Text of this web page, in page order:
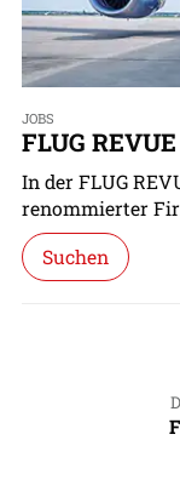
JOBS
FLUG
In der FLUG
renommierter
Suchen